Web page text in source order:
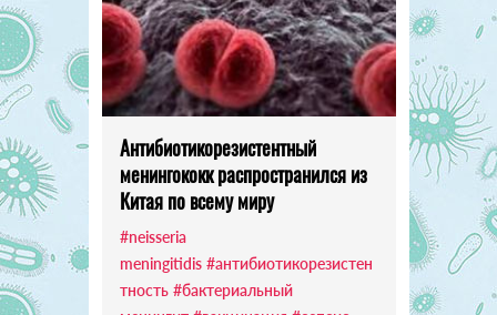
Антибиотикорезистентный
менингококк распространился из
Китая по всему миру
#neisseria
meningitidis #антибиотикорезистен
тность #бактериальный